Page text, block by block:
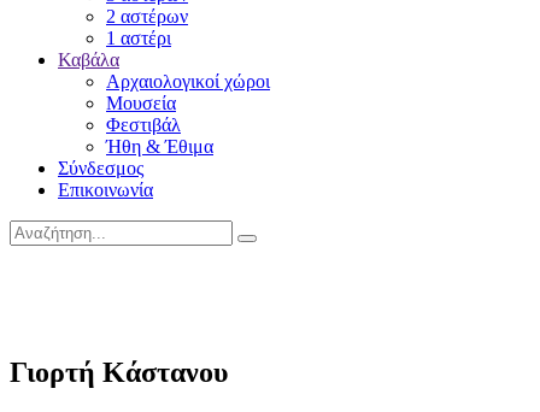
2 αστέρων
1 αστέρι
Καβάλα
Αρχαιολογικοί χώροι
Μουσεία
Φεστιβάλ
Ήθη & Έθιμα
Σύνδεσμος
Επικοινωνία
Γιορτή Κάστανου